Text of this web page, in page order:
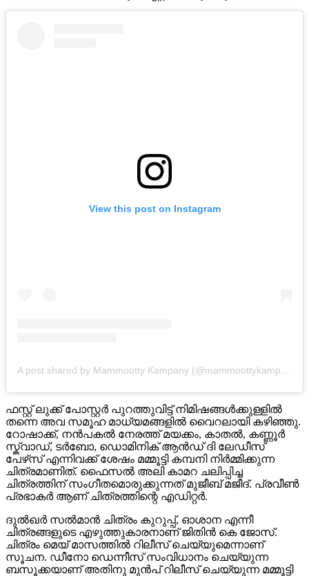
View this post on Instagram
ഫസ്റ്റ് ലുക്ക് പോസ്റ്റർ പുറത്തുവിട്ട് നിമിഷങ്ങൾക്കുള്ളിൽ
തന്നെ അവ സമൂഹ മാധ്യമങ്ങളിൽ വൈറലായി കഴിഞ്ഞു.
റോഷാക്ക്, നൻപകൽ നേരത്ത് മയക്കം, കാതൽ, കണ്ണൂർ
സ്ക്വാഡ്, ടർബോ, ഡൊമിനിക് ആൻഡ് ദി ലേഡീസ്
പേഴ്‌സ് എന്നിവക്ക് ശേഷം മമ്മൂട്ടി കമ്പനി നിർമ്മിക്കുന്ന
ചിത്രമാണിത്. ഫൈസൽ അലി കാമറ ചലിപ്പിച്ച
ചിത്രത്തിന് സംഗീതമൊരുക്കുന്നത് മുജീബ് മജീദ്. പ്രവീൺ
പ്രഭാകർ ആണ് ചിത്രത്തിന്റെ എഡിറ്റർ.
ദുൽഖർ സൽമാൻ ചിത്രം കുറുപ്പ്, ഓശാന എന്നീ
ചിത്രങ്ങളുടെ എഴുത്തുകാരനാണ് ജിതിൻ കെ ജോസ്.
ചിത്രം മെയ് മാസത്തിൽ റിലീസ് ചെയ്യുമെന്നാണ്
സൂചന. ഡീനോ ഡെന്നീസ് സംവിധാനം ചെയ്യുന്ന
ബസൂക്കയാണ് അതിനു മുൻപ് റിലീസ് ചെയ്യുന്ന മമ്മൂട്ടി